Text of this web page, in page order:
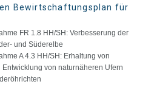
Bewirtschaftungsplan für
FR 1.8 HH/SH: Verbesserung der
und Süderelbe
A 4.3 HH/SH: Erhaltung von
von naturnäheren Ufern